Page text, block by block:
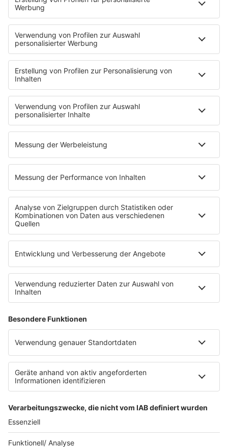
Mit den Waffeln einer Frau
Frühstück bei Barbara
Brave & One
NotAufnahme
"Bewerbung und Karriere"
Aber bitte mit Schlager
Erdbeerkäse
Fitness mit M.A.R.K
Glück in Worten
Todesursache
Niemand muss ein Promi sein
PROGRAMM
Mit den Waffeln einer Frau
SERVICE
Empfang
barba radio App
Impressum
Datenschutz Facebook & Instagram
Datenschutzeinstellungen
Clubbedingungen
Werbung schalten
Waffel-Werbepartner
80s80s.de
90s90s.de
Schlagerplanetradio.com
1deutsch.de
WEIHNACHTSMUSIK.FM